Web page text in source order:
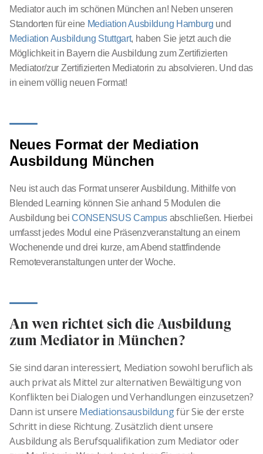
Mediator auch im schönen München an! Neben unseren
Standorten für eine Mediation Ausbildung Hamburg und
Mediation Ausbildung Stuttgart, haben Sie jetzt auch die
Möglichkeit in Bayern die Ausbildung zum Zertifizierten
Mediator/zur Zertifizierten Mediatorin zu absolvieren. Und das
in einem völlig neuen Format!
Neues Format der Mediation
Ausbildung München
Neu ist auch das Format unserer Ausbildung. Mithilfe von
Blended Learning können Sie anhand 5 Modulen die
Ausbildung beiCONSENSUS Campus abschließen. Hierbei
umfasst jedes Modul eine Präsenzveranstaltung an einem
Wochenende und drei kurze, am Abend stattfindende
Remoteveranstaltungen unter der Woche.
An wen richtet sich die Ausbildung
zum Mediator in München?
Sie sind daran interessiert, Mediation sowohl beruflich als
auch privat als Mittel zur alternativen Bewältigung von
Konflikten bei Dialogen und Verhandlungen einzusetzen?
Dann ist unsere Mediationsausbildungfür Sie der erste
Schritt in diese Richtung. Zusätzlich dient unsere
Ausbildung als Berufsqualifikation zum Mediator oder